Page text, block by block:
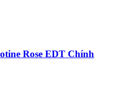
Rose EDT Chính